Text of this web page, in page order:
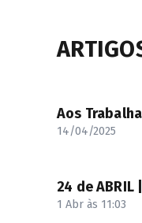
Aos
14/04/2025
24 de ABRIL |
1 Abr às 11:03